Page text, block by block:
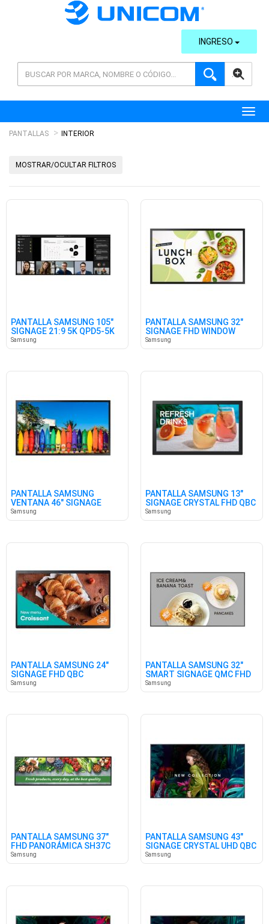
AVANZADA
INGRESO
PANTALLAS INTERIOR
MOSTRAR/OCULTAR FILTROS
PANTALLA SAMSUNG 105"
SIGNAGE 21:9 5K QPD5-5K
Samsung
PANTALLA SAMSUNG 32"
SIGNAGE FHD WINDOW
OMDX
Samsung
PANTALLA SAMSUNG
VENTANA 46" SIGNAGE
OM46B
Samsung
PANTALLA SAMSUNG 13"
SIGNAGE CRYSTAL FHD QBC
Samsung
PANTALLA SAMSUNG 24"
SIGNAGE FHD QBC
Samsung
PANTALLA SAMSUNG 32"
SMART SIGNAGE QMC FHD
Samsung
PANTALLA SAMSUNG 37"
FHD PANORÁMICA SH37C
Samsung
PANTALLA SAMSUNG 43"
SIGNAGE CRYSTAL UHD QBC
Samsung